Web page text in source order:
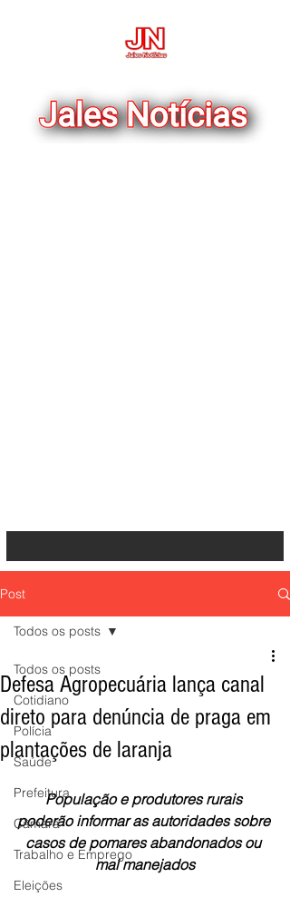
Post
Todos os posts
Cotidiano
Polícia
Saúde
Prefeitura
Câmara
Trabalho e Emprego
Eleições
Todos os posts
Defesa Agropecuária lança canal
direto para denúncia de praga em
plantações de laranja
População e produtores rurais
poderão informar as autoridades sobre
casos de pomares abandonados ou
mal manejados